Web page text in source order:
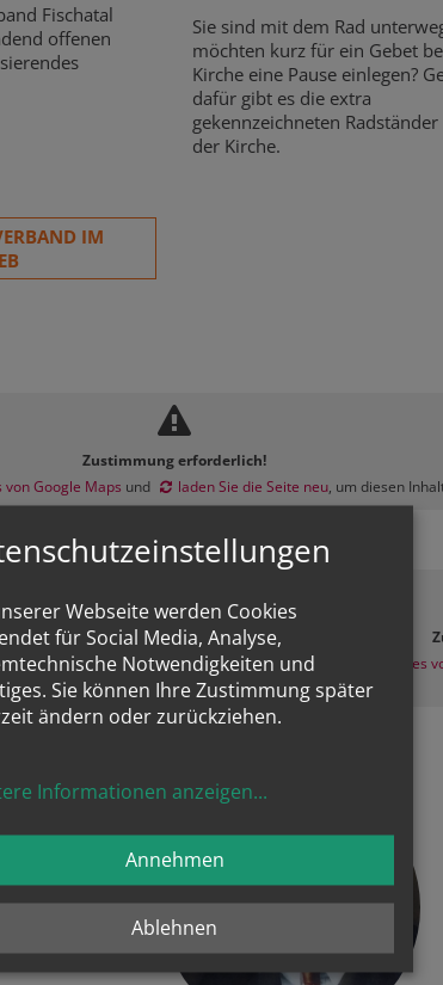
Fischatal
offenen
IM
Sie sind mit dem Rad
möchten kurz für ein Gebet
Kirche eine Pause einlegen?
dafür gibt es die extra
gekennzeichneten Radständer
der Kirche.
Zustimmung erforderlich!
von Google Maps und laden Sie die Seite neu, um diesen
, um diesen Inhalt
Bitte akzeptieren Sie
Cookies
Webseite werden Cookies
für Social Media, Analyse,
Notwendigkeiten und
Sie können Ihre Zustimmung später
ändern oder zurückziehen.
Informationen anzeigen...
Ablehnen
Annehmen